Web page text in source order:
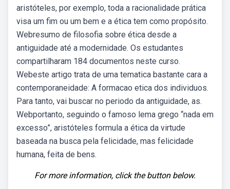
aristóteles, por exemplo, toda a racionalidade prática
visa um fim ou um bem e a ética tem como propósito.
Webresumo de filosofia sobre ética desde a
antiguidade até a modernidade. Os estudantes
compartilharam 184 documentos neste curso.
Webeste artigo trata de uma tematica bastante cara a
contemporaneidade: A formacao etica dos individuos.
Para tanto, vai buscar no periodo da antiguidade, as.
Webportanto, seguindo o famoso lema grego “nada em
excesso”, aristóteles formula a ética da virtude
baseada na busca pela felicidade, mas felicidade
humana, feita de bens.
For more information, click the button below.